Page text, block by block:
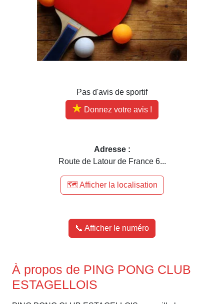
Pas d'avis de sportif
Donnez votre avis !
Adresse :
Route de Latour de France 6...
🗺️ Afficher la localisation
📞 Afficher le numéro
À propos de PING PONG CLUB
ESTAGELLOIS